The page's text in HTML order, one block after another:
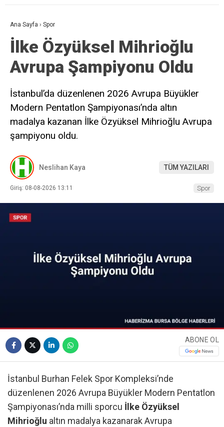
Ana Sayfa › Spor
İlke Özyüksel Mihrioğlu
Avrupa Şampiyonu Oldu
İstanbul’da düzenlenen 2026 Avrupa Büyükler
Modern Pentatlon Şampiyonası’nda altın
madalya kazanan İlke Özyüksel Mihrioğlu Avrupa
şampiyonu oldu.
Neslihan Kaya TÜM YAZILARI
Giriş: 08-08-2026 13:11 Spor
ABONE OL
İstanbul Burhan Felek Spor Kompleksi’nde
düzenlenen 2026 Avrupa Büyükler Modern Pentatlon
Şampiyonası’nda milli sporcu İlke Özyüksel
Mihrioğlu altın madalya kazanarak Avrupa